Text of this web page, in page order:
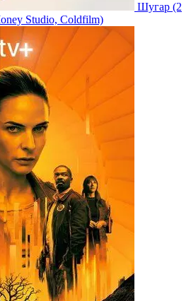
Шугар (2
Studio, Coldfilm)